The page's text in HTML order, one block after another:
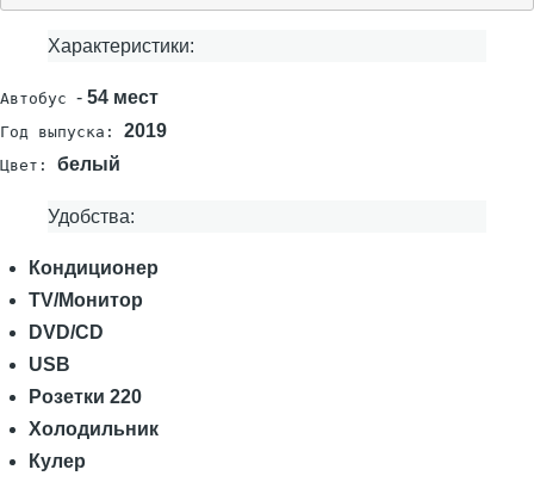
Характеристики:
Автобус - 54 мест
Год выпуска: 2019
Цвет: белый
Удобства:
Кондиционер
TV/Монитор
DVD/CD
USB
Розетки 220
Холодильник
Кулер